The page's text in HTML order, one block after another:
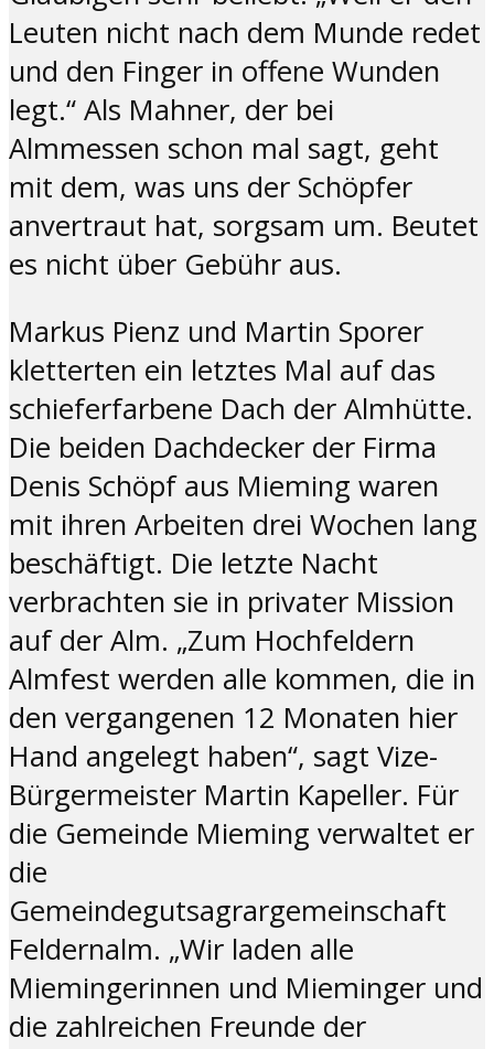
Leuten nicht nach dem Munde redet
und den Finger in offene Wunden
legt.“ Als Mahner, der bei
Almmessen schon mal sagt, geht
mit dem, was uns der Schöpfer
anvertraut hat, sorgsam um. Beutet
es nicht über Gebühr aus.
Markus Pienz und Martin Sporer
kletterten ein letztes Mal auf das
schieferfarbene Dach der Almhütte.
Die beiden Dachdecker der Firma
Denis Schöpf aus Mieming waren
mit ihren Arbeiten drei Wochen lang
beschäftigt. Die letzte Nacht
verbrachten sie in privater Mission
auf der Alm. „Zum Hochfeldern
Almfest werden alle kommen, die in
den vergangenen 12 Monaten hier
Hand angelegt haben“, sagt Vize-
Bürgermeister Martin Kapeller. Für
die Gemeinde Mieming verwaltet er
die
Gemeindegutsagrargemeinschaft
Feldernalm. „Wir laden alle
Miemingerinnen und Mieminger und
die zahlreichen Freunde der